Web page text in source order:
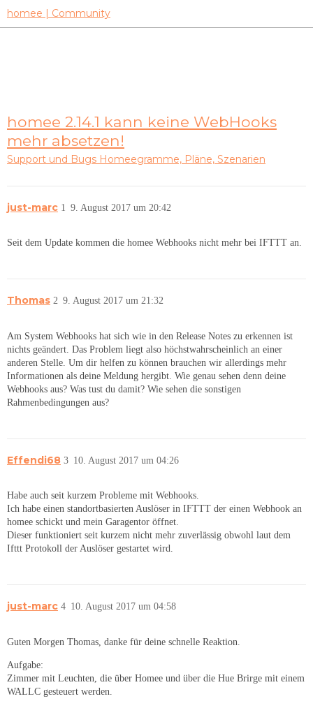
homee | Community
homee 2.14.1 kann keine WebHooks
mehr absetzen!
Support und Bugs Homeegramme, Pläne, Szenarien
just-marc 9. August 2017 um 20:42
1
Seit dem Update kommen die homee Webhooks nicht mehr bei IFTTT an.
Thomas 9. August 2017 um 21:32
2
Am System Webhooks hat sich wie in den Release Notes zu erkennen ist
nichts geändert. Das Problem liegt also höchstwahrscheinlich an einer
anderen Stelle. Um dir helfen zu können brauchen wir allerdings mehr
Informationen als deine Meldung hergibt. Wie genau sehen denn deine
Webhooks aus? Was tust du damit? Wie sehen die sonstigen
Rahmenbedingungen aus?
Effendi68 10. August 2017 um 04:26
3
Habe auch seit kurzem Probleme mit Webhooks.
Ich habe einen standortbasierten Auslöser in IFTTT der einen Webhook an
homee schickt und mein Garagentor öffnet.
Dieser funktioniert seit kurzem nicht mehr zuverlässig obwohl laut dem
Ifttt Protokoll der Auslöser gestartet wird.
just-marc 10. August 2017 um 04:58
4
Guten Morgen Thomas, danke für deine schnelle Reaktion.
Aufgabe:
Zimmer mit Leuchten, die über Homee und über die Hue Brirge mit einem
WALLC gesteuert werden.